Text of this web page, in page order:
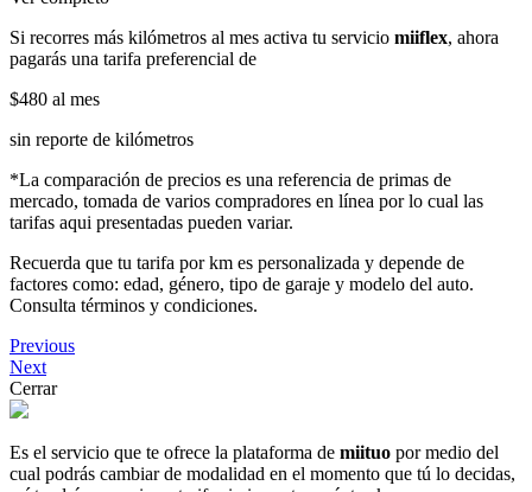
Si recorres más kilómetros al mes activa tu servicio miiflex, ahora
pagarás una tarifa preferencial de
$480 al mes
sin reporte de kilómetros
*La comparación de precios es una referencia de primas de
mercado, tomada de varios compradores en línea por lo cual las
tarifas aqui presentadas pueden variar.
Recuerda que tu tarifa por km es personalizada y depende de
factores como: edad, género, tipo de garaje y modelo del auto.
Consulta términos y condiciones.
Previous
Next
Cerrar
Es el servicio que te ofrece la plataforma de miituo por medio del
cual podrás cambiar de modalidad en el momento que tú lo decidas,